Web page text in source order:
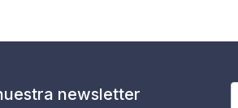
newsletter